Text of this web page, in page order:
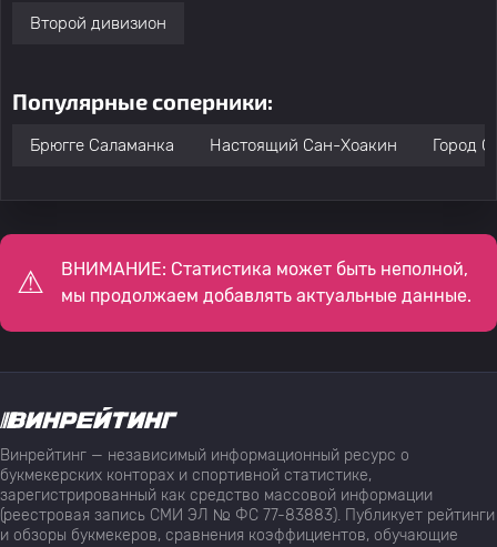
Второй дивизион
Популярные соперники:
Брюгге Саламанка Настоящий Сан-Хоакин Город
ВНИМАНИЕ: Статистика может быть неполной,
мы продолжаем добавлять актуальные данные.
Винрейтинг — независимый информационный ресурс о
букмекерских конторах и спортивной статистике,
зарегистрированный как средство массовой информации
(реестровая запись СМИ ЭЛ № ФС 77-83883). Публикует рейтинги
и обзоры букмекеров, сравнения коэффициентов, обучающие